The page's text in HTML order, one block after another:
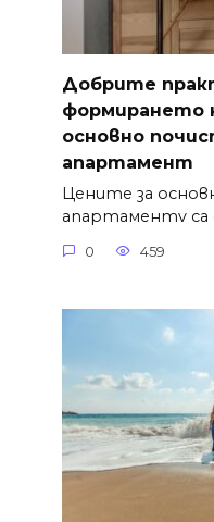
Добрите
формирането
основно
апартамент
Цените за
апартаментv са
0 459